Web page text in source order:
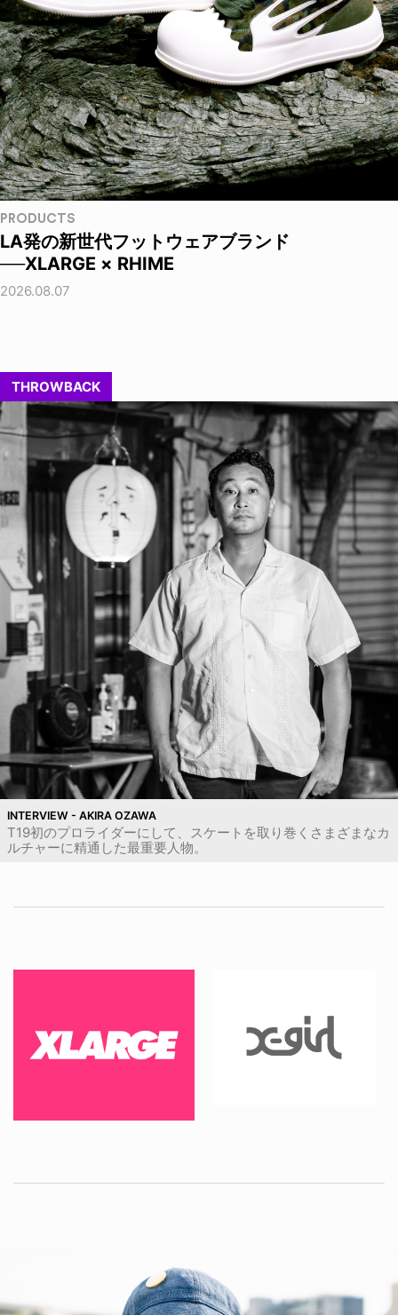
PRODUCTS
LA発の新世代フットウェアブランド
──XLARGE × RHIME
2026.08.07
THROWBACK
INTERVIEW - AKIRA OZAWA
T19初のプロライダーにして、スケートを取り巻くさまざまなカ
ルチャーに精通した最重要人物。